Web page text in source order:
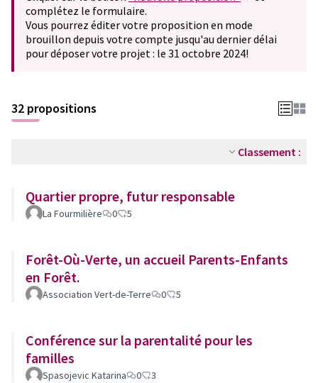
complétez le formulaire.
Vous pourrez éditer votre proposition en mode
brouillon depuis votre compte jusqu'au dernier délai
pour déposer votre projet : le 31 octobre 2024!
32 propositions
Classement :
Quartier propre, futur responsable
La Fourmilière 0 5
Forêt-Où-Verte, un accueil Parents-Enfants
en Forêt.
Association Vert-de-Terre 0 5
Conférence sur la parentalité pour les
familles
Spasojevic Katarina 0 3